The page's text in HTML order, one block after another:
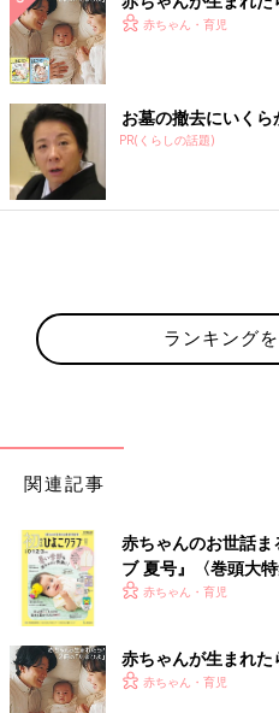
赤ちゃん・育児
お墓の撤去にいく
PR(くらしの話題)
ランキング
関連記事
赤ちゃんのお世話
ブ 夏号』〈巻頭大
く！ おっぱい・ミ
赤ちゃん・育児
赤ちゃんが生まれた
赤ちゃん・育児